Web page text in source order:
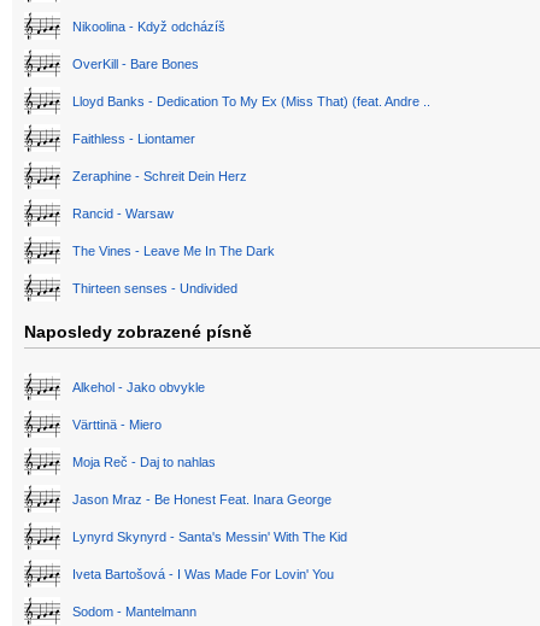
Nikoolina - Když odcházíš
OverKill - Bare Bones
Lloyd Banks - Dedication To My Ex (Miss That) (feat. Andre ..
Faithless - Liontamer
Zeraphine - Schreit Dein Herz
Rancid - Warsaw
The Vines - Leave Me In The Dark
Thirteen senses - Undivided
Naposledy zobrazené písně
Alkehol - Jako obvykle
Värttinä - Miero
Moja Reč - Daj to nahlas
Jason Mraz - Be Honest Feat. Inara George
Lynyrd Skynyrd - Santa's Messin' With The Kid
Iveta Bartošová - I Was Made For Lovin' You
Sodom - Mantelmann